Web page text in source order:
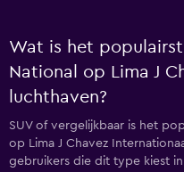
Wat is het
National op Lima J
luchthaven?
SUV of vergelijkbaar is het
op Lima J Chavez
gebruikers die dit type kiest